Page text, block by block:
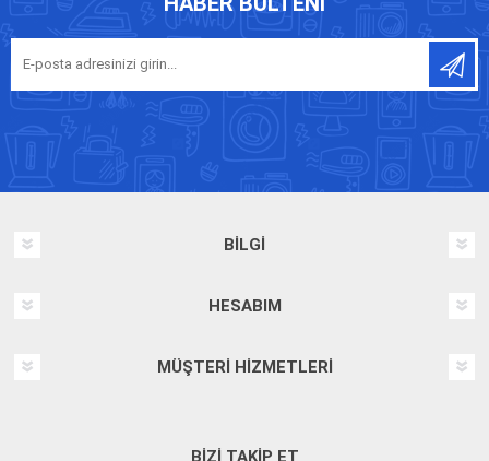
BILGI
HESABIM
MÜŞTERI HIZMETLERI
BIZI TAKIP ET